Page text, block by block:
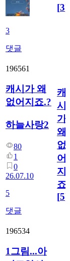
3
댓글
[3]
196561
캐시가 왜
없어지죠.?
하늘사랑2
80
1
0
26.07.10
5
댓글
캐
시
가
왜
없
어
지
죠.?
[5]
196534
1그림...아